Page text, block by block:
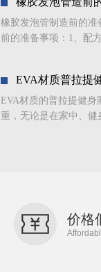
橡胶发泡管制造前的
前的准备事项：1、配
EVA材质普拉提
EVA材质的普拉提健
重，无论是在家中、
价格